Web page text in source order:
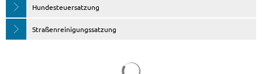
Hundesteuersatzung
Straßenreinigungssatzung